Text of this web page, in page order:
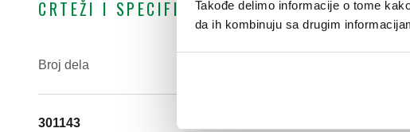
Takođe delimo informacije o tome
da ih kombinuju sa drugim
CRTEŽI I SPECIFIKACIJE
Broj dela
301143